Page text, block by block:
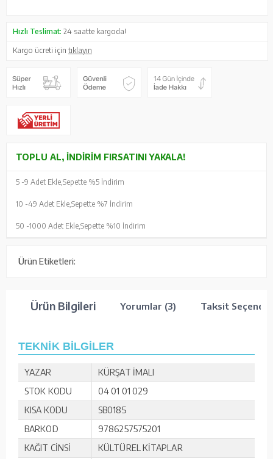
Hızlı Teslimat: 24 saatte kargoda!
Kargo ücreti içintıklayın
TOPLU AL, İNDIRIM FIRSATINI YAKALA!
5 -9 Adet Ekle, Sepette %5 İndirim
10 -49 Adet Ekle, Sepette %7 İndirim
50 -1000 Adet Ekle, Sepette %10 İndirim
Ürün Etiketleri:
Ürün Bilgileri Yorumlar (3) Taksit
TEKNİK BİLGİLER
YAZAR
KÜRŞAT İMALI
STOK KODU
04 01 01 029
KISA KODU
SB0185
BARKOD
9786257575201
KAĞIT CİNSİ
KÜLTÜREL KİTAPLAR